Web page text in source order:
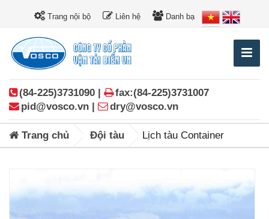
Trang nội bộ Liên hệ Danh bạ
(84-225)3731090 |
fax:(84-225)3731007
pid@vosco.vn |
dry@vosco.vn
Trang chủ Đội tàu Lịch tàu Container